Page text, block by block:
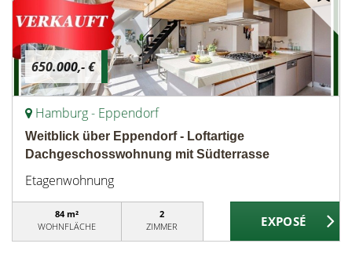
650.000,- €
Hamburg - Eppendorf
Weitblick über Eppendorf - Loftartige
Dachgeschosswohnung mit Südterrasse
Etagenwohnung
84 m²
WOHNFLÄCHE
2
ZIMMER